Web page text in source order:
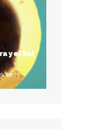
y el Sol
2026